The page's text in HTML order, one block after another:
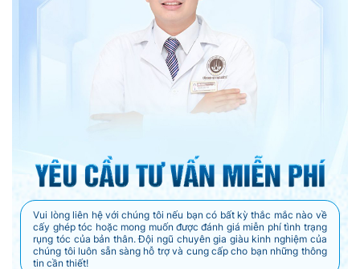
Vui lòng liên hệ với chúng tôi nếu bạn có bất kỳ thắc mắc nào về
cấy ghép tóc hoặc mong muốn được đánh giá miễn phí tình trạng
rụng tóc của bản thân. Đội ngũ chuyên gia giàu kinh nghiệm của
chúng tôi luôn sẵn sàng hỗ trợ và cung cấp cho bạn những thông
tin cần thiết!